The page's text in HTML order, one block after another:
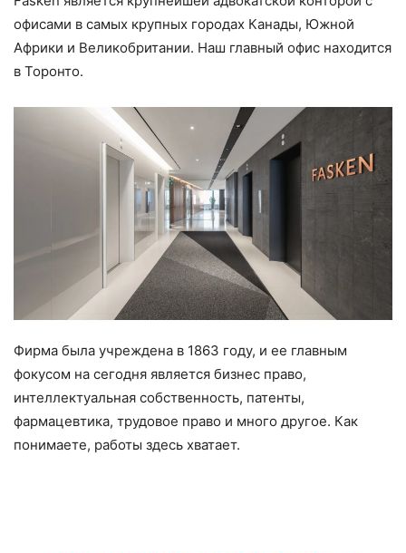
офисами в самых крупных городах Канады, Южной
Африки и Великобритании. Наш главный офис находится
в Торонто.
Фирма была учреждена в 1863 году, и ее главным
фокусом на сегодня является бизнес право,
интеллектуальная собственность, патенты,
фармацевтика, трудовое право и много другое. Как
понимаете, работы здесь хватает.